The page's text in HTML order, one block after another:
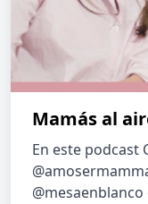
Mamás al
En este podcast